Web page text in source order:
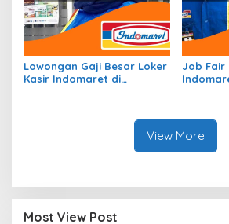
Lowongan Gaji Besar Loker
Kasir Indomaret di
Job Fair
View More
Most View Post